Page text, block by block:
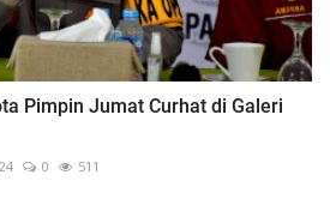
Pimpin Jumat Curhat di Galeri
0 511